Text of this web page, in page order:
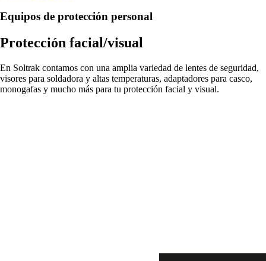
Equipos de protección personal
Protección facial/visual
En Soltrak contamos con una amplia variedad de lentes de seguridad,
visores para soldadora y altas temperaturas, adaptadores para casco,
monogafas y mucho más para tu protección facial y visual.